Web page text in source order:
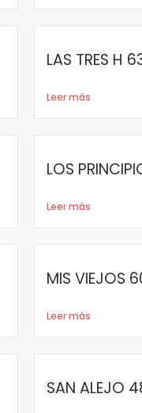
LAS TRES H
Leer más
LOS
Leer más
MIS VIEJOS
Leer más
SAN ALEJO